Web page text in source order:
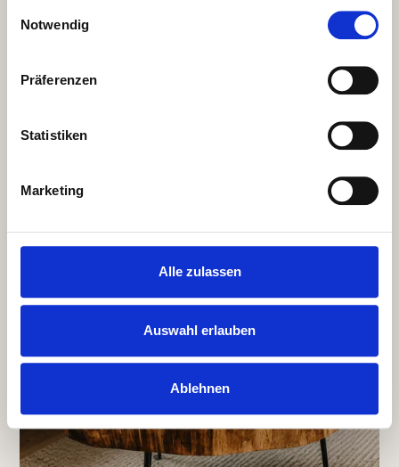
Notwendig
Präferenzen
Statistiken
Marketing
Alle zulassen
Auswahl erlauben
Ablehnen
So wird aus einem Baum dein Traumtisch